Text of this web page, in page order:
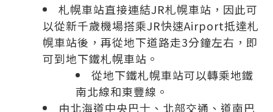
札幌車站直接連結JR札幌車站，因此可
以從新千歲機場搭乘JR快速Airport抵達札
幌車站後，再從地下道路走3分鐘左右，即
可到地下鐵札幌車站。
從地下鐵札幌車站可以轉乘地鐵
南北線和東豐線。
由北海道中央巴士、北部交通、道南巴